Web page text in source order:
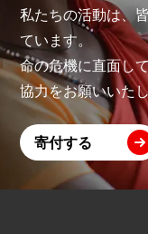
私たちの活動は、
ています。
命の危機に直面し
協力をお願いいた
寄付する